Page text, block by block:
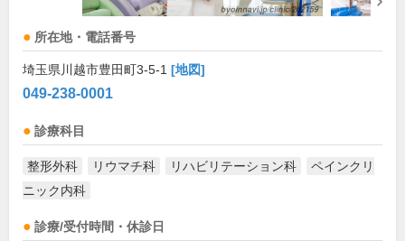
所在地・電話番号
埼玉県川越市豊田町3-5-1 [地図]
049-238-0001
診療科目
整形外科 リウマチ科 リハビリテーション科
ペインクリ
ニック内科
診療/受付時間・休診日